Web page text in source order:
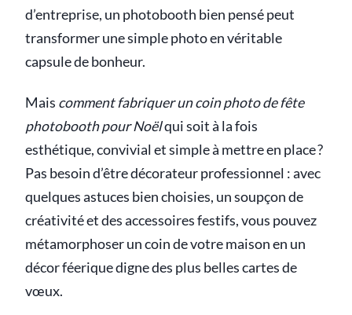
d’entreprise, un photobooth bien pensé peut
transformer une simple photo en véritable
capsule de bonheur.
Mais comment fabriquer un coin photo de fête
photobooth pour Noëlqui soit à la fois
esthétique, convivial et simple à mettre en place ?
Pas besoin d’être décorateur professionnel : avec
quelques astuces bien choisies, un soupçon de
créativité et des accessoires festifs, vous pouvez
métamorphoser un coin de votre maison en un
décor féerique digne des plus belles cartes de
vœux.